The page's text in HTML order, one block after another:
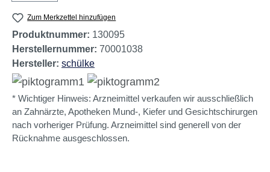
Zum Merkzettel hinzufügen
Produktnummer: 130095
Herstellernummer: 70001038
Hersteller: schülke
* Wichtiger Hinweis: Arzneimittel verkaufen wir ausschließlich
an Zahnärzte, Apotheken Mund-, Kiefer und Gesichtschirurgen
nach vorheriger Prüfung. Arzneimittel sind generell von der
Rücknahme ausgeschlossen.